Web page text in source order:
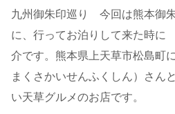
九州御朱印巡り 今回は熊本御
に、行ってお泊りして来た時
介です。熊本県上天草市松島町
まくさかいせんふくしん）さん
い天草グルメのお店です。